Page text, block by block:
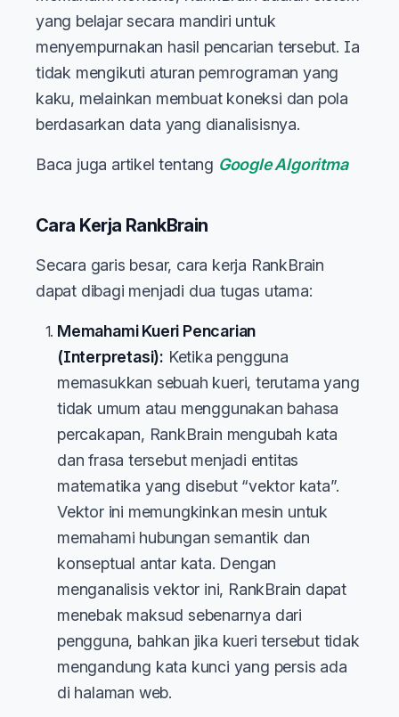
yang belajar secara mandiri untuk
menyempurnakan hasil pencarian tersebut. Ia
tidak mengikuti aturan pemrograman yang
kaku, melainkan membuat koneksi dan pola
berdasarkan data yang dianalisisnya.
Baca juga artikel tentang Google Algoritma
Cara Kerja RankBrain
Secara garis besar, cara kerja RankBrain
dapat dibagi menjadi dua tugas utama:
Memahami Kueri Pencarian
(Interpretasi): Ketika pengguna
memasukkan sebuah kueri, terutama yang
tidak umum atau menggunakan bahasa
percakapan, RankBrain mengubah kata
dan frasa tersebut menjadi entitas
matematika yang disebut “vektor kata”.
Vektor ini memungkinkan mesin untuk
memahami hubungan semantik dan
konseptual antar kata. Dengan
menganalisis vektor ini, RankBrain dapat
menebak maksud sebenarnya dari
pengguna, bahkan jika kueri tersebut tidak
mengandung kata kunci yang persis ada
di halaman web.